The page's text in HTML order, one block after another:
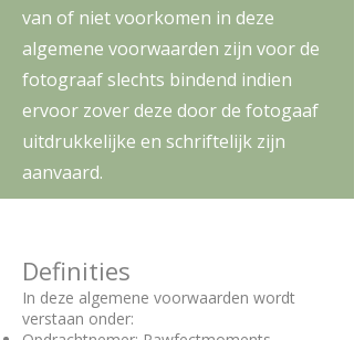
van of niet voorkomen in deze
algemene voorwaarden zijn voor de
fotograaf slechts bindend indien
ervoor zover deze door de fotogaaf
uitdrukkelijke en schriftelijk zijn
aanvaard.
Definities
In deze algemene voorwaarden wordt
verstaan onder:​